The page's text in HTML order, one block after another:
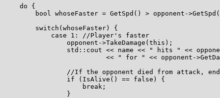
    do {
bool whoseFaster = GetSpd() > opponent-
        switch(whoseFaster) {
            case 1: //Player's faster
                opponent->TakeDamage(this);
std::cout << name << " hits " <<
<< " for " << opponent-
//If the opponent died from attack,
                if (IsAlive() == false) {
                    break;
                }